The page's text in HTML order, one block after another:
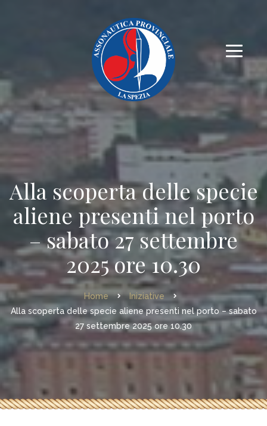
Alla scoperta delle specie
aliene presenti nel porto
– sabato 27 settembre
2025 ore 10.30
Home
Iniziative
Alla scoperta delle specie aliene presenti nel porto – sabato
27 settembre 2025 ore 10.30